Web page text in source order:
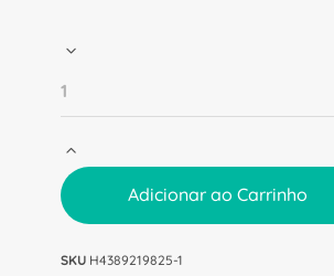
Adicionar ao Carrinho
SKU H4389219825-1